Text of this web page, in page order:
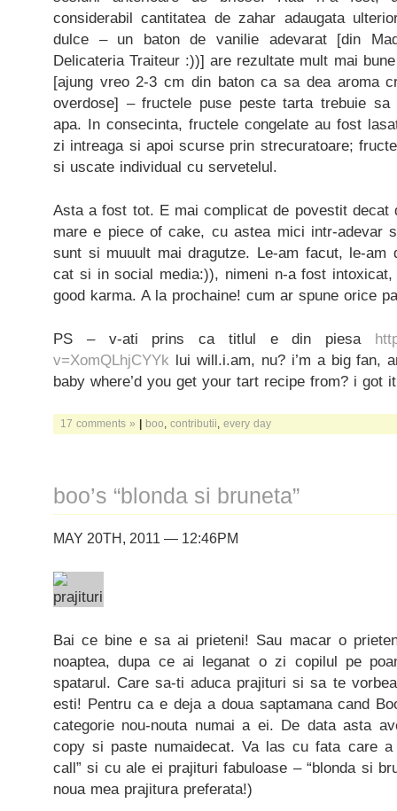
considerabil cantitatea de zahar adaugata
dulce – un baton de vanilie adevarat [din
Delicateria Traiteur :))] are rezultate mult mai
[ajung vreo 2-3 cm din baton ca sa dea aroma
overdose] – fructele puse peste tarta trebuie
apa. In consecinta, fructele congelate au fost
zi intreaga si apoi scurse prin strecuratoare;
si uscate individual cu servetelul.
Asta a fost tot. E mai complicat de povestit decat
mare e piece of cake, cu astea mici intr-adevar
sunt si muuult mai dragutze. Le-am facut, le-am
cat si in social media:)), nimeni n-a fost
good karma. A la prochaine! cum ar spune orice
PS – v-ati prins ca titlul e din piesa
v=XomQLhjCYYk lui will.i.am, nu? i’m a big fan,
baby where’d you get your tart recipe from? i got
17 comments » | boo contributii every day
boo’s “blonda si bruneta”
MAY 20TH, 2011 — 12:46PM
Bai ce bine e sa ai prieteni! Sau macar o
noaptea, dupa ce ai leganat o zi copilul pe
spatarul. Care sa-ti aduca prajituri si sa te
esti! Pentru ca e deja a doua saptamana cand
categorie nou-nouta numai a ei. De data asta
copy si paste numaidecat. Va las cu fata care
call” si cu ale ei prajituri fabuloase – “blonda si
noua mea prajitura preferata!)